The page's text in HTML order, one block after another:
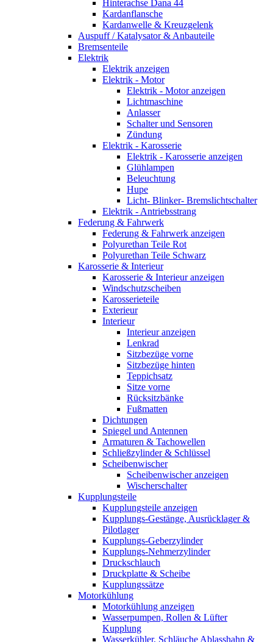
Hinterachse Dana 44
Kardanflansche
Kardanwelle & Kreuzgelenk
Auspuff / Katalysator & Anbauteile
Bremsenteile
Elektrik
Elektrik anzeigen
Elektrik - Motor
Elektrik - Motor anzeigen
Lichtmaschine
Anlasser
Schalter und Sensoren
Zündung
Elektrik - Karosserie
Elektrik - Karosserie anzeigen
Glühlampen
Beleuchtung
Hupe
Licht- Blinker- Bremslichtschalter
Elektrik - Antriebsstrang
Federung & Fahrwerk
Federung & Fahrwerk anzeigen
Polyurethan Teile Rot
Polyurethan Teile Schwarz
Karosserie & Interieur
Karosserie & Interieur anzeigen
Windschutzscheiben
Karosserieteile
Exterieur
Interieur
Interieur anzeigen
Lenkrad
Sitzbezüge vorne
Sitzbezüge hinten
Teppichsatz
Sitze vorne
Rücksitzbänke
Fußmatten
Dichtungen
Spiegel und Antennen
Armaturen & Tachowellen
Schließzylinder & Schlüssel
Scheibenwischer
Scheibenwischer anzeigen
Wischerschalter
Kupplungsteile
Kupplungsteile anzeigen
Kupplungs-Gestänge, Ausrücklager &
Pilotlager
Kupplungs-Geberzylinder
Kupplungs-Nehmerzylinder
Druckschlauch
Druckplatte & Scheibe
Kupplungssätze
Motorkühlung
Motorkühlung anzeigen
Wasserpumpen, Rollen & Lüfter
Kupplung
Wasserkühler, Schläuche Ablasshahn &